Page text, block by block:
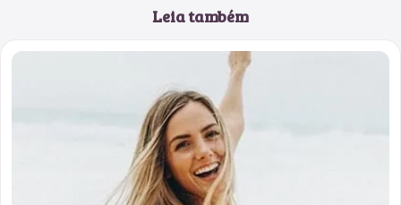
Leia também